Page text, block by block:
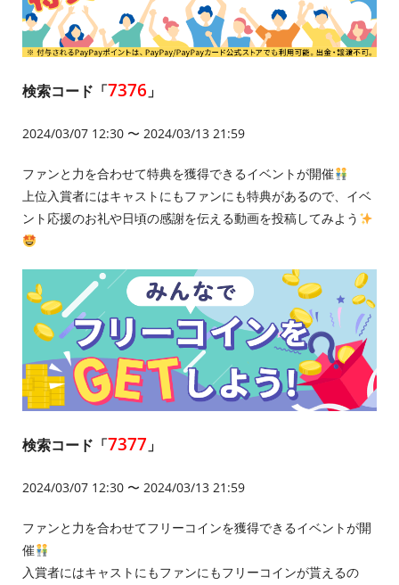
検索コード「7376 」
2024/03/07 12:30 〜 2024/03/13 21:59
ファンと力を合わせて特典を獲得できるイベントが開催
上位入賞者にはキャストにもファンにも特典があるので、イベ
ント応援のお礼や日頃の感謝を伝える動画を投稿してみよう
検索コード「7377 」
2024/03/07 12:30 〜 2024/03/13 21:59
ファンと力を合わせてフリーコインを獲得できるイベントが開
催
入賞者にはキャストにもファンにもフリーコインが貰えるの